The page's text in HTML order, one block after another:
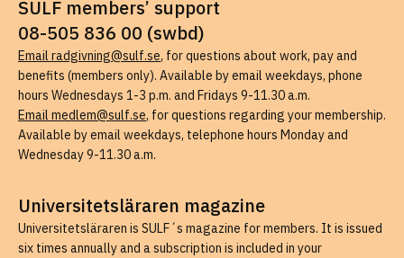
SULF members’ support
08-505 836 00 (swbd)
Email radgivning@sulf.se, for questions about work, pay and
benefits (members only). Available by email weekdays, phone
hours Wednesdays 1-3 p.m. and Fridays 9-11.30 a.m.
Email medlem@sulf.se, for questions regarding your membership.
Available by email weekdays, telephone hours Monday and
Wednesday 9-11.30 a.m.
Universitetsläraren magazine
Universitetsläraren is SULF´s magazine for members. It is issued
six times annually and a subscription is included in your